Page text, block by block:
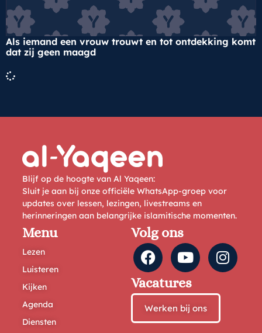
Als iemand een vrouw trouwt en tot ontdekking komt
dat zij geen maagd
Blijf op de hoogte van Al Yaqeen:
Sluit je aan bij onze officiële WhatsApp-groep voor
updates over lessen, lezingen, livestreams en
herinneringen aan belangrijke islamitische momenten.
Menu
Lezen
Luisteren
Kijken
Agenda
Diensten
Volg ons
Vacatures
Werken bij ons